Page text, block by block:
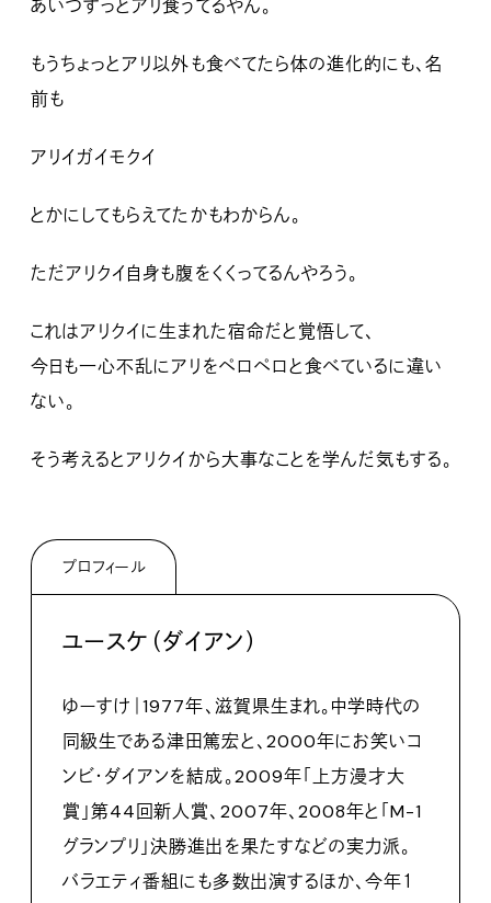
あいつずっとアリ食うてるやん。
もうちょっとアリ以外も食べてたら体の進化的にも、名
前も
アリイガイモクイ
とかにしてもらえてたかもわからん。
ただアリクイ自身も腹をくくってるんやろう。
これはアリクイに生まれた宿命だと覚悟して、
今日も一心不乱にアリをペロペロと食べているに違い
ない。
そう考えるとアリクイから大事なことを学んだ気もする。
プロフィール
ユースケ（ダイアン）
ゆーすけ｜1977年、滋賀県生まれ。中学時代の
同級生である津田篤宏と、2000年にお笑いコ
ンビ・ダイアンを結成。2009年「上方漫才大
賞」第44回新人賞、2007年、2008年と「M-1
グランプリ」決勝進出を果たすなどの実力派。
バラエティ番組にも多数出演するほか、今年１